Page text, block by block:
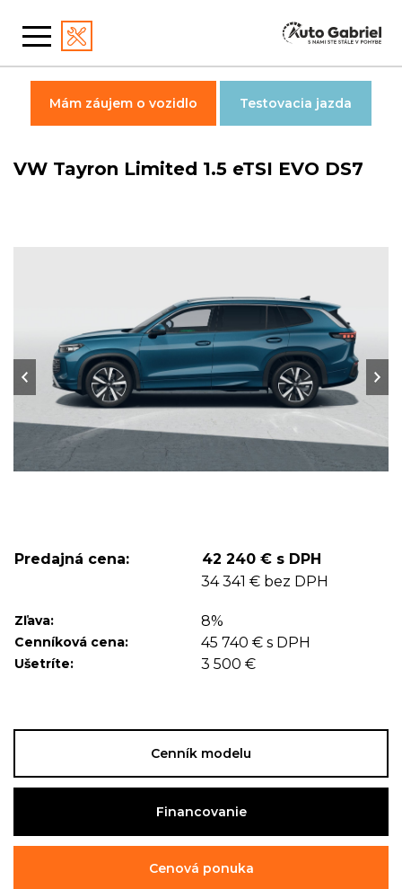
VW Tayron Limited 1.5 eTSI EVO DS7
Mám záujem o vozidlo Testovacia jazda
Predajná cena:
42 240 € s DPH
34 341 € bez DPH
Zľava: 8%
Cenníková cena: 45 740 € s DPH
Ušetríte: 3 500 €
Cenník modelu
Financovanie
Cenová ponuka